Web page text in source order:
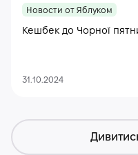
Новости от Яблуком
Кешбек до Чорної
31.10.2024